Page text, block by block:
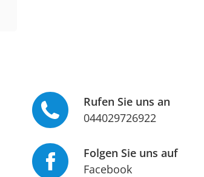
Rufen Sie uns an
044029726922
Folgen Sie uns auf
Facebook